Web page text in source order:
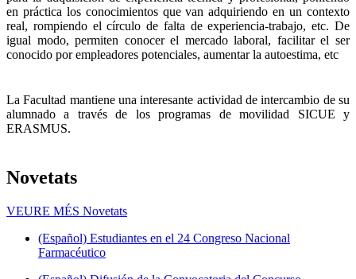
en práctica los conocimientos que van adquiriendo en un contexto
real, rompiendo el círculo de falta de experiencia-trabajo, etc. De
igual modo, permiten conocer el mercado laboral, facilitar el ser
conocido por empleadores potenciales, aumentar la autoestima, etc
La Facultad mantiene una interesante actividad de intercambio de su
alumnado a través de los programas de movilidad SICUE y
ERASMUS.
Novetats
VEURE MÉS Novetats
(Español) Estudiantes en el 24 Congreso Nacional
Farmacéutico